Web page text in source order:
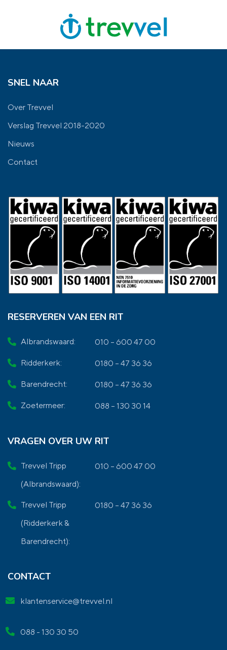
SNEL NAAR
Over Trevvel
Verslag Trevvel 2018-2020
Nieuws
Contact
RESERVEREN VAN EEN RIT
Albrandswaard: 010 – 600 47 00
Ridderkerk: 0180 – 47 36 36
Barendrecht: 0180 – 47 36 36
Zoetermeer: 088 – 130 30 14
VRAGEN OVER UW RIT
Trevvel Tripp
(Albrandswaard):
010 – 600 47 00
Trevvel Tripp
(Ridderkerk &
Barendrecht):
0180 – 47 36 36
CONTACT
klantenservice@trevvel.nl
088 - 130 30 50